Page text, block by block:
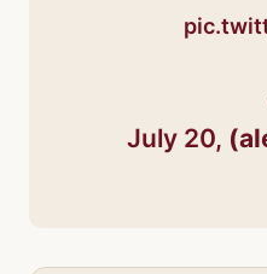
July 20,